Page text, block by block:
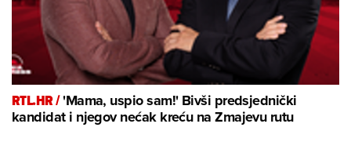
RTL.HR /'Mama, uspio sam!' Bivši predsjednički
kandidat i njegov nećak kreću na Zmajevu rutu